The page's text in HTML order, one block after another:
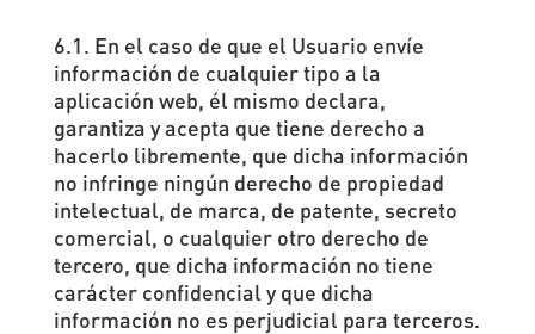
6.1. En el caso de que el Usuario envíe
información de cualquier tipo a la
aplicación web, él mismo declara,
garantiza y acepta que tiene derecho a
hacerlo libremente, que dicha información
no infringe ningún derecho de propiedad
intelectual, de marca, de patente, secreto
comercial, o cualquier otro derecho de
tercero, que dicha información no tiene
carácter confidencial y que dicha
información no es perjudicial para terceros.